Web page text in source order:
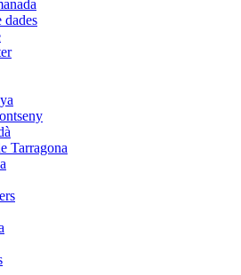
dades
Tarragona